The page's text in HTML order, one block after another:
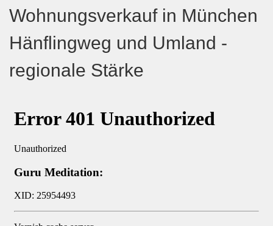
Wohnungsverkauf in München
Hänflingweg und Umland -
regionale Stärke